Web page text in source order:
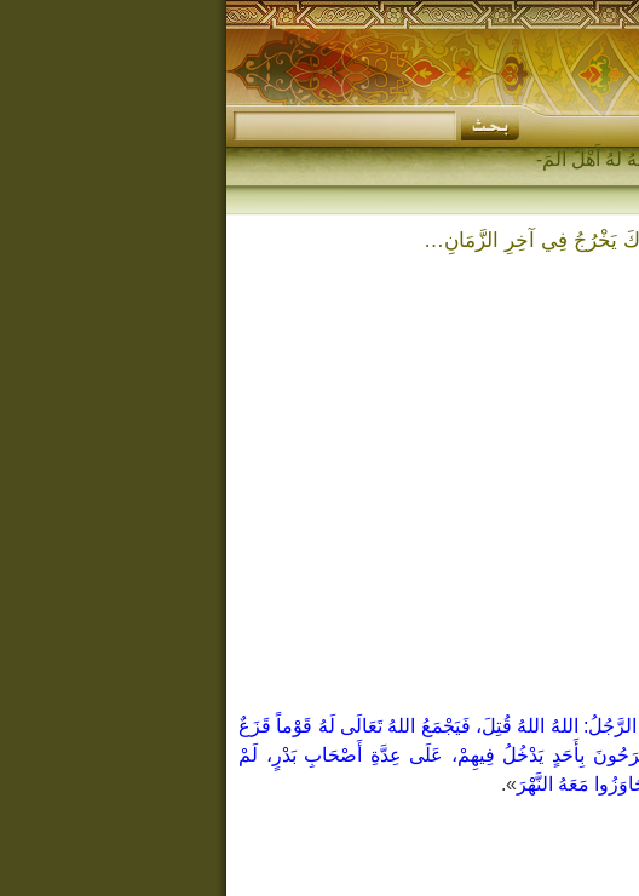
اللهُ اللهُ قُتِلَ، فَيَجْمَعُ اللهُ تَعَالَى لَهُ قَوْماً قَزَعٌ
بِأَحَدٍ يَدْخُلُ فِيهِمْ، عَلَى عِدَّةِ أَصْحَابِ بَدْرٍ، لَمْ
مَعَهُ النَّهْرَ».